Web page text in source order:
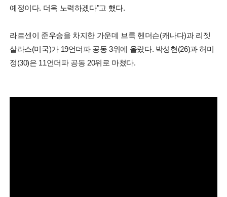
예정이다. 더욱 노력하겠다"고 했다.
라르센이 준우승을 차지한 가운데 브룩 헨더슨(캐나다)과 리젯
살라스(미국)가 19언더파 공동 3위에 올랐다. 박성현(26)과 허미
정(30)은 11언더파 공동 20위로 마쳤다.